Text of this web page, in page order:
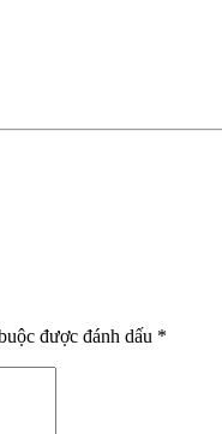
được đánh dấu *